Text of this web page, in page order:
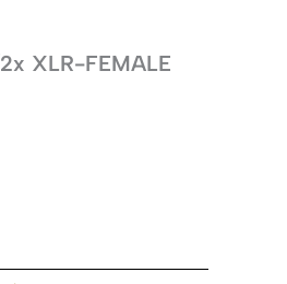
XLR-FEMALE